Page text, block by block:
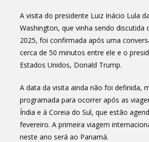
A visita do presidente Luiz Inácio Lula
Washington, que vinha sendo discutida
2025, foi confirmada após uma
cerca de 50 minutos entre ele e o
Estados Unidos, Donald Trump.
A data da visita ainda não foi definida,
programada para ocorrer após as
Índia e à Coreia do Sul, que estão
fevereiro. A primeira viagem
neste ano será ao Panamá.